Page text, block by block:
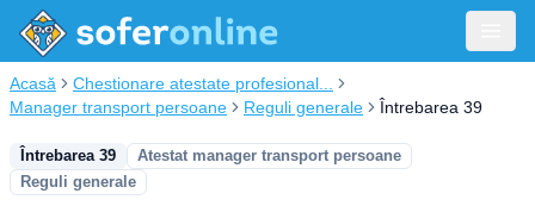
Acasă
Chestionare atestate profesional...
Manager transport persoane
Reguli generale Întrebarea 39
Întrebarea 39
Atestat manager transport persoane
Reguli generale